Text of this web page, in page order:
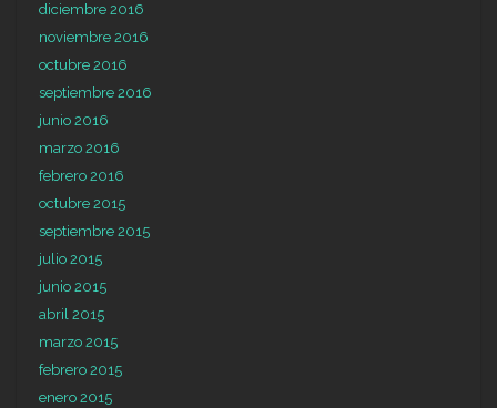
diciembre 2016
noviembre 2016
octubre 2016
septiembre 2016
junio 2016
marzo 2016
febrero 2016
octubre 2015
septiembre 2015
julio 2015
junio 2015
abril 2015
marzo 2015
febrero 2015
enero 2015